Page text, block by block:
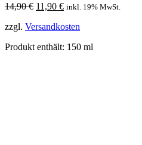
14,90€ Ursprünglicher
war:
11,90 €Aktueller
ist:
inkl. 19% MwSt.
zzgl. Versandkosten
Produkt enthält: 150 ml